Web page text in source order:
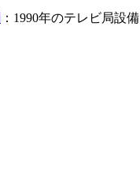
：1990年のテレビ局設備